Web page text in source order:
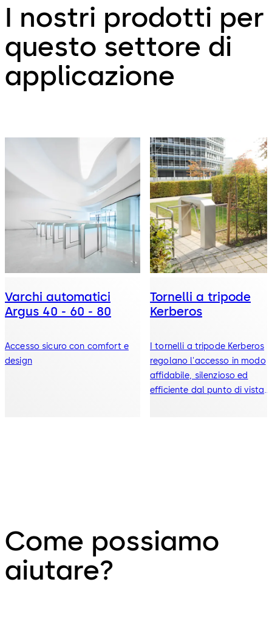
I nostri prodotti per
questo settore di
applicazione
Varchi automatici
Argus 40 - 60 - 80
Accesso sicuro con comfort e
design
Tornelli a tripode
Kerberos
I tornelli a tripode Kerberos
regolano l'accesso in modo
affidabile, silenzioso ed
efficiente dal punto di vista
Come possiamo
aiutare?